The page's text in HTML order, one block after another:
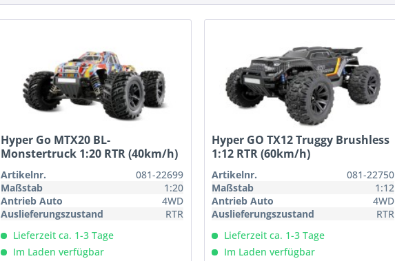
Hyper Go MTX20 BL-
Monstertruck 1:20 RTR (40km/h)
Artikelnr.
081-22699
Maßstab
1:20
Antrieb Auto
4WD
Auslieferungszustand
RTR
Lieferzeit ca. 1-3 Tage
Im Laden verfügbar
Hyper GO TX12 Truggy Brushless
1:12 RTR (60km/h)
Artikelnr.
081-22750
Maßstab
1:12
Antrieb Auto
4WD
Auslieferungszustand
RTR
Lieferzeit ca. 1-3 Tage
Im Laden verfügbar